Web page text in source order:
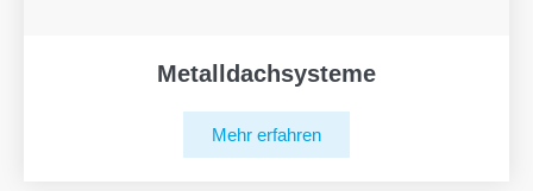
Metalldachsysteme
Mehr erfahren